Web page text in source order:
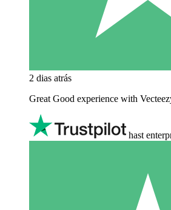
2 dias atrás
Great Good experience with
hast